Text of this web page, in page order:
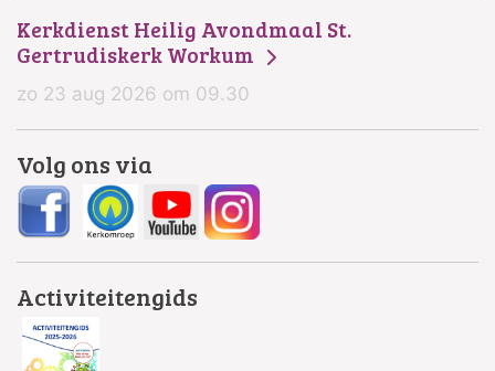
Kerkdienst Heilig Avondmaal St.
Gertrudiskerk Workum
zo 23 aug 2026 om 09.30
Volg ons via
Activiteitengids